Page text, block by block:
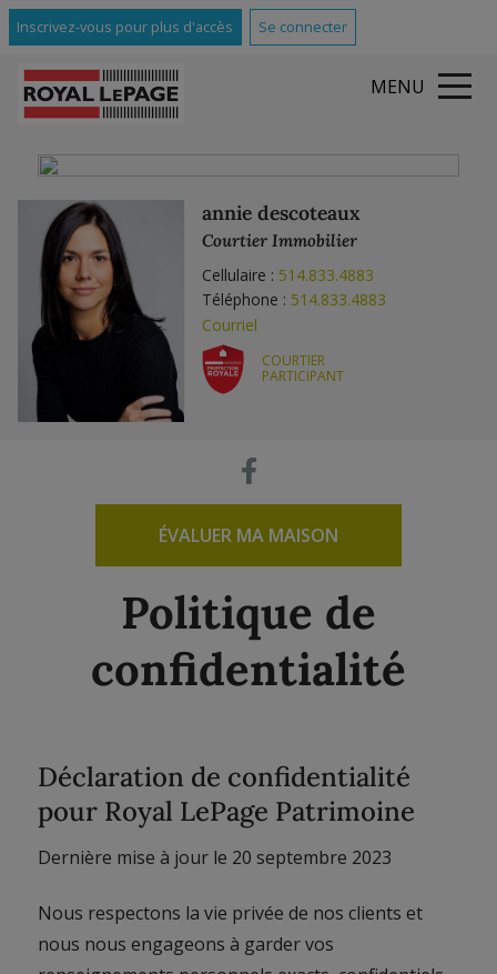
Inscrivez-vous pour plus d'accès Se connecter
MENU
annie descoteaux
Courtier Immobilier
Cellulaire : 514.833.4883
Téléphone : 514.833.4883
Courriel
COURTIER
PARTICIPANT
ÉVALUER MA MAISON
Politique de
confidentialité
Déclaration de confidentialité
pour Royal LePage Patrimoine
Dernière mise à jour le 20 septembre 2023
Nous respectons la vie privée de nos clients et
nous nous engageons à garder vos